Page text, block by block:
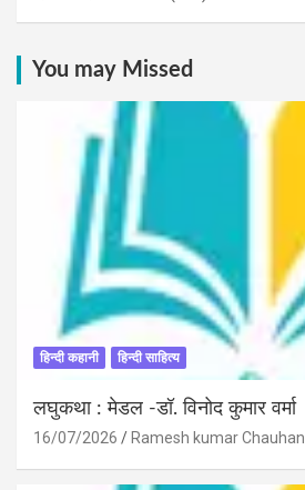
You may Missed
हिन्दी कहानी हिन्दी साहित्य
लघुकथा : मेडल -डॉ. विनोद कुमार वर्मा
16/07/2026 Ramesh kumar Chauhan